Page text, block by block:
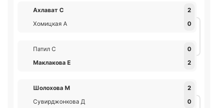
Ахлават С
2
Хомицкая А
0
Патил С
0
Маклакова Е
2
Шолохова М
2
Сувирджонкова Д
0